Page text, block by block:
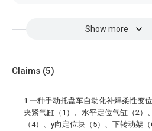
Show more
Claims (5)
1.一种手动托盘车自动化补焊柔性变
夹紧气缸（1）、水平定位气缸（2）
（4）、y向定位块（5）、下转动架